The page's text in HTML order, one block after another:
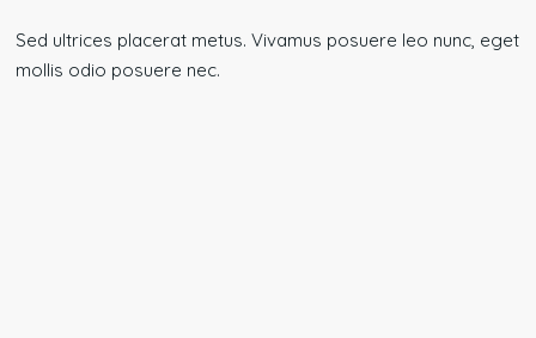
Sed ultrices placerat metus. Vivamus posuere leo nunc, eget
mollis odio posuere nec.